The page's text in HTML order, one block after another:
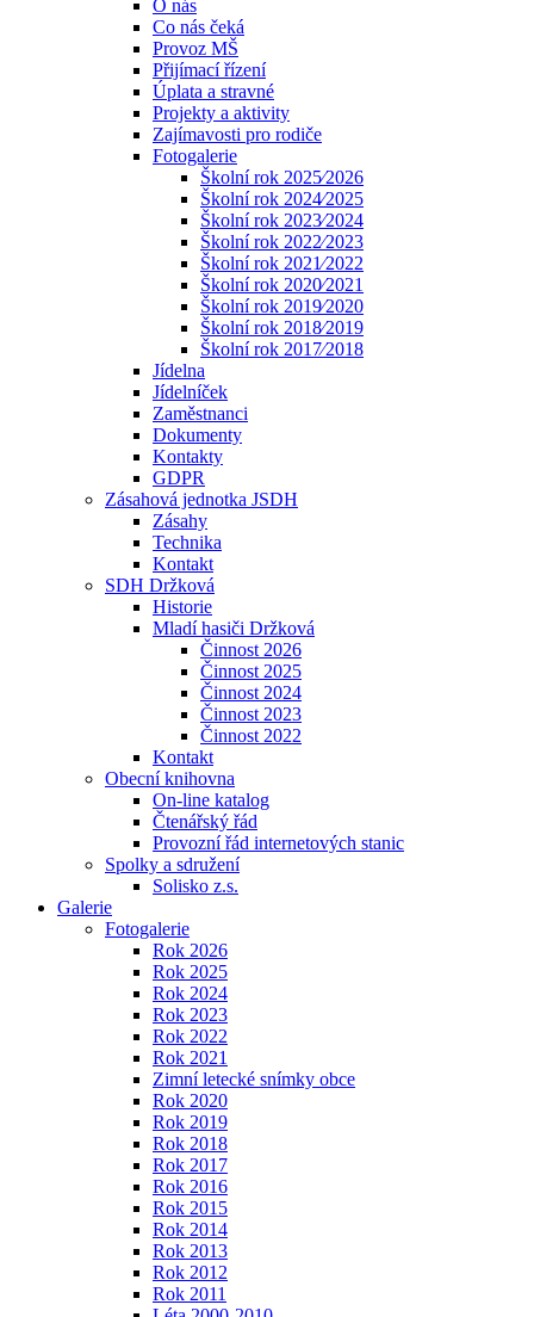
O nás
Co nás čeká
Provoz MŠ
Přijímací řízení
Úplata a stravné
Projekty a aktivity
Zajímavosti pro rodiče
Fotogalerie
Školní rok 2025⁄2026
Školní rok 2024⁄2025
Školní rok 2023⁄2024
Školní rok 2022⁄2023
Školní rok 2021⁄2022
Školní rok 2020⁄2021
Školní rok 2019⁄2020
Školní rok 2018⁄2019
Školní rok 2017⁄2018
Jídelna
Jídelníček
Zaměstnanci
Dokumenty
Kontakty
GDPR
Zásahová jednotka JSDH
Zásahy
Technika
Kontakt
SDH Držková
Historie
Mladí hasiči Držková
Činnost 2026
Činnost 2025
Činnost 2024
Činnost 2023
Činnost 2022
Kontakt
Obecní knihovna
On-line katalog
Čtenářský řád
Provozní řád internetových stanic
Spolky a sdružení
Solisko z.s.
Galerie
Fotogalerie
Rok 2026
Rok 2025
Rok 2024
Rok 2023
Rok 2022
Rok 2021
Zimní letecké snímky obce
Rok 2020
Rok 2019
Rok 2018
Rok 2017
Rok 2016
Rok 2015
Rok 2014
Rok 2013
Rok 2012
Rok 2011